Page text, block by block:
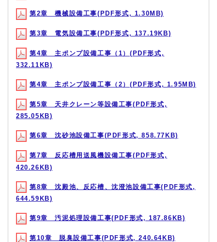
第2章 機械設備工事(PDF形式, 1.30MB)
第3章 電気設備工事(PDF形式, 137.19KB)
第4章 主ポンプ設備工事（1）(PDF形式,
332.11KB)
第4章 主ポンプ設備工事（2）(PDF形式, 1.95MB)
第5章 天井クレーン等設備工事(PDF形式,
285.05KB)
第6章 沈砂池設備工事(PDF形式, 858.77KB)
第7章 反応槽用送風機設備工事(PDF形式,
420.26KB)
第8章 沈殿池、反応槽、沈澄池設備工事(PDF形式,
644.59KB)
第9章 汚泥処理設備工事(PDF形式, 187.86KB)
第10章 脱臭設備工事(PDF形式, 240.64KB)